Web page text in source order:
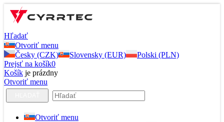
Hľadať
Otvoriť menu
Česky (CZK)
Slovensky (EUR)
Polski (PLN)
Prejsť na košík0
Košík je prázdny
Otvoriť menu
Otvoriť menu